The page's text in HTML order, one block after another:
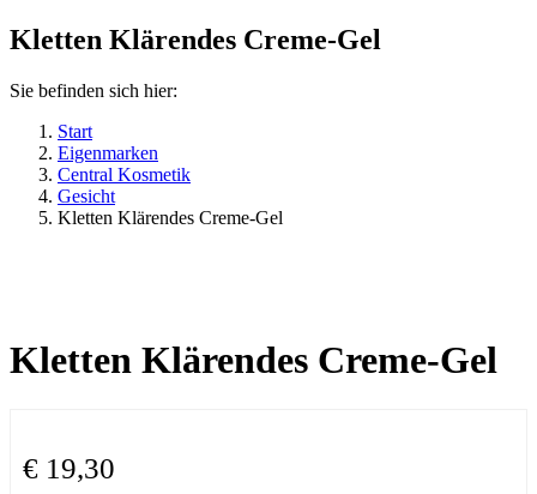
Kletten Klärendes Creme-Gel
Sie befinden sich hier:
Start
Eigenmarken
Central Kosmetik
Gesicht
Kletten Klärendes Creme-Gel
Kletten Klärendes Creme-Gel
€ 19,30